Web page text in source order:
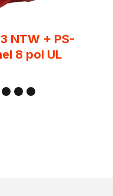
NTW + PS-
8 pol UL